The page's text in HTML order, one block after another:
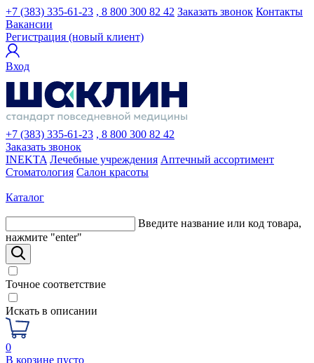
+7 (383) 335-61-23 , 8 800 300 82 42 Заказать звонок Контакты
Вакансии
Регистрация (новый клиент)
Вход
+7 (383) 335-61-23 , 8 800 300 82 42
Заказать звонок
INEKTA Лечебные учреждения Аптечный ассортимент
Стоматология Салон красоты
Каталог
Введите название или код товара,
нажмите "enter"
Точное соответствие
Искать в описании
0
В корзине пусто